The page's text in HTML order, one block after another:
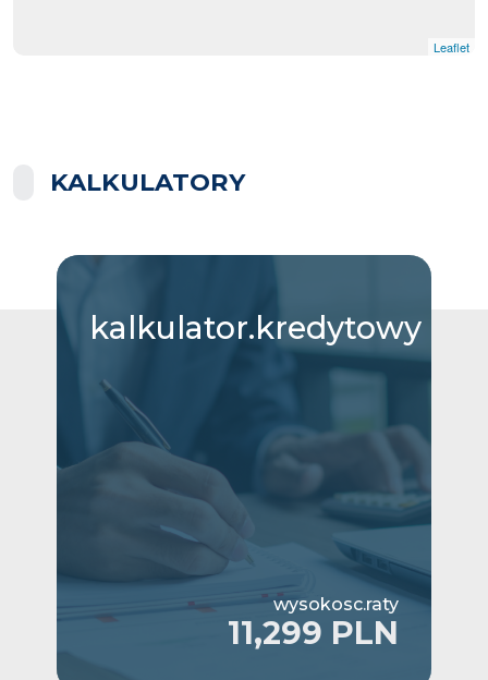
Leaflet
KALKULATORY
kalkulator.kredytowy
wysokosc.raty
11,299 PLN